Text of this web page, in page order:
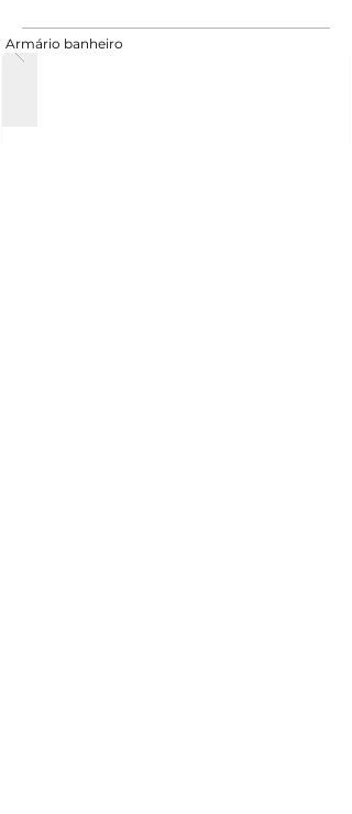
Armário banheiro